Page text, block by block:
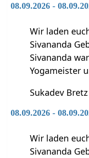
08.09.2026 -
Wir laden
Sivananda
Sivananda
Yogameister
Sukadev Bretz
08.09.2026 -
Wir laden
Sivananda